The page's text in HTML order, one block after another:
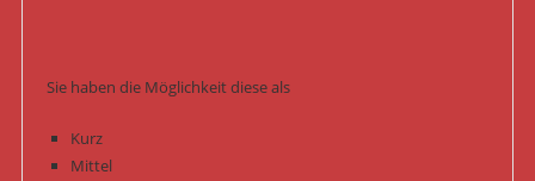
Sie haben die Möglichkeit diese als
Kurz
Mittel